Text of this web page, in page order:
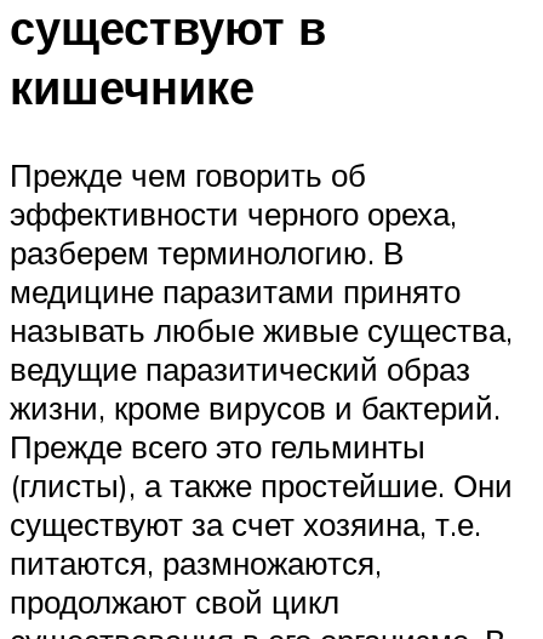
существуют в
кишечнике
Прежде чем говорить об
эффективности черного ореха,
разберем терминологию. В
медицине паразитами принято
называть любые живые существа,
ведущие паразитический образ
жизни, кроме вирусов и бактерий.
Прежде всего это гельминты
(глисты), а также простейшие. Они
существуют за счет хозяина, т.е.
питаются, размножаются,
продолжают свой цикл